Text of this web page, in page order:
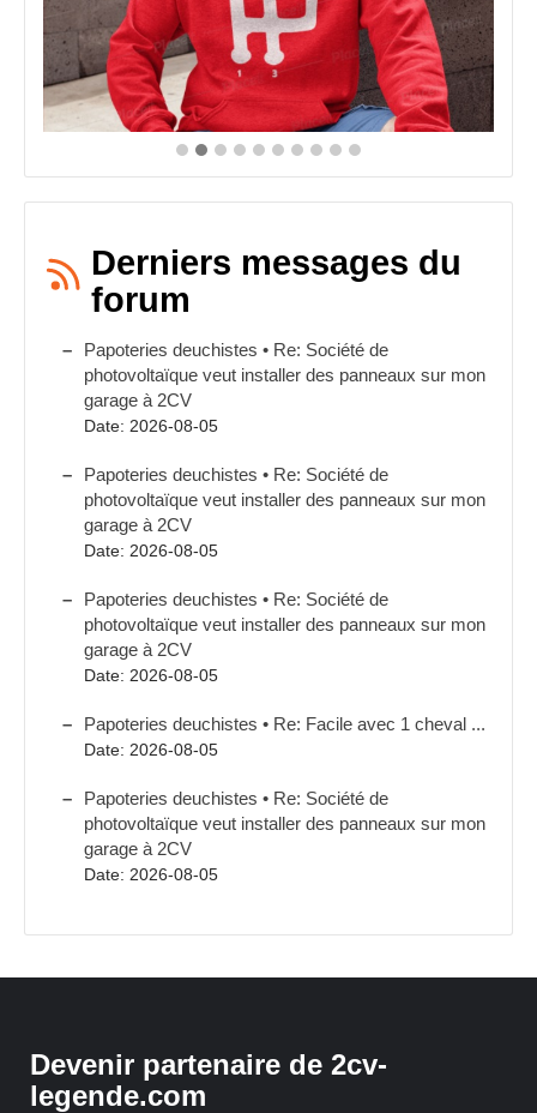
produit
Derniers messages du
forum
Papoteries deuchistes • Re: Société de
photovoltaïque veut installer des panneaux sur mon
garage à 2CV
Date: 2026-08-05
Papoteries deuchistes • Re: Société de
photovoltaïque veut installer des panneaux sur mon
garage à 2CV
Date: 2026-08-05
Papoteries deuchistes • Re: Société de
photovoltaïque veut installer des panneaux sur mon
garage à 2CV
Date: 2026-08-05
Papoteries deuchistes • Re: Facile avec 1 cheval ...
Date: 2026-08-05
Papoteries deuchistes • Re: Société de
photovoltaïque veut installer des panneaux sur mon
garage à 2CV
Date: 2026-08-05
Devenir partenaire de 2cv-
legende.com